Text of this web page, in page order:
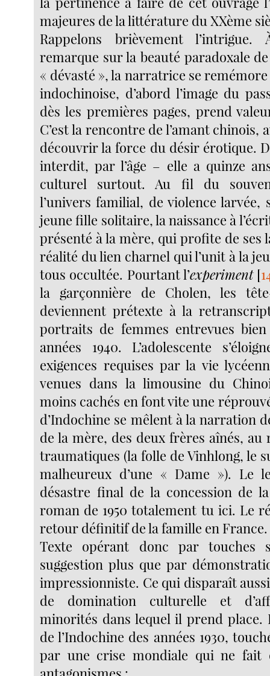
majeures de la littérature du XXème
Rappelons brièvement
remarque sur la beauté paradoxale
« dévasté », la narratrice se
indochinoise, d’abord l’image du
dès les premières pages, prend
C’est la rencontre de l’amant chinois,
découvrir la force du désir érotique.
interdit, par l’âge – elle a quinze
culturel surtout. Au fil du
l’univers familial, de violence larvée,
jeune fille solitaire, la naissance à
présenté à la mère, qui profite de ses
réalité du lien charnel qui l’unit à la
tous occultée. Pourtant l’experiment[
la garçonnière de Cholen, les
deviennent prétexte à la
portraits de femmes entrevues
années 1940. L’adolescente
exigences requises par la vie
venues dans la limousine du
moins cachés en font vite une
d’Indochine se mêlent à la narration
de la mère, des deux frères aînés, au
traumatiques (la folle de Vinhlong, le
malheureux d’une « Dame »). Le
désastre final de la concession de
roman de 1950 totalement tu ici. Le
retour définitif de la famille en France.
Texte opérant donc par touches
suggestion plus que par
impressionniste. Ce qui disparaît
de domination culturelle et
minorités dans lequel il prend place.
de l’Indochine des années 1930,
par une crise mondiale qui ne fait